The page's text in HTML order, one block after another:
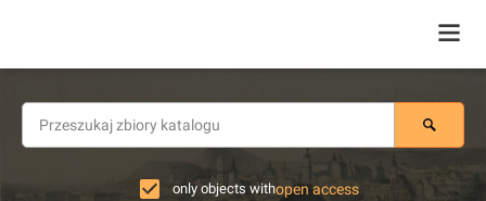
only objects withopen access